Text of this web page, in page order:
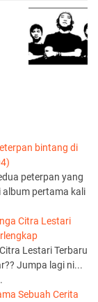
bintang di
peterpan yang
album pertama kali
Citra Lestari
Lestari Terbaru
Jumpa lagi ni...
Sebuah Cerita